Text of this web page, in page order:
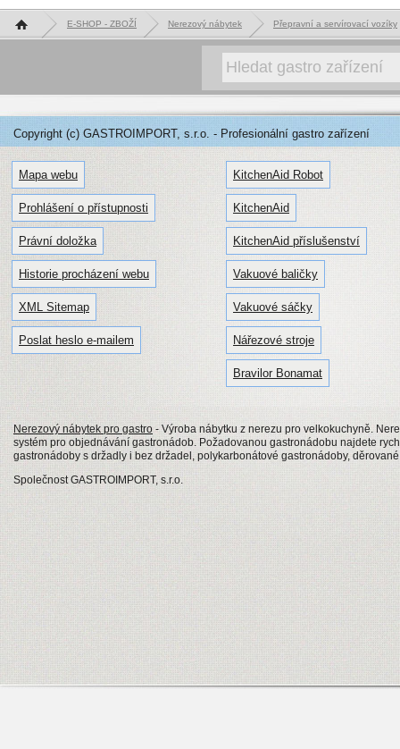
Hlavní stránka E-SHOP - ZBOŽÍ Nerezový nábytek Přepravní a servírovací vozíky
Copyright (c) GASTROIMPORT, s.r.o. - Profesionální gastro zařízení
Mapa webu
Prohlášení o přístupnosti
Právní doložka
Historie procházení webu
XML Sitemap
Poslat heslo e-mailem
KitchenAid Robot
KitchenAid
KitchenAid příslušenství
Vakuové baličky
Vakuové sáčky
Nářezové stroje
Bravilor Bonamat
Nerezový nábytek pro gastro - Výroba nábytku z nerezu pro velkokuchyně.
systém pro objednávání gastronádob. Požadovanou gastronádobu najdete
gastronádoby s držadly i bez držadel, polykarbonátové gastronádoby,
Společnost GASTROIMPORT, s.r.o.